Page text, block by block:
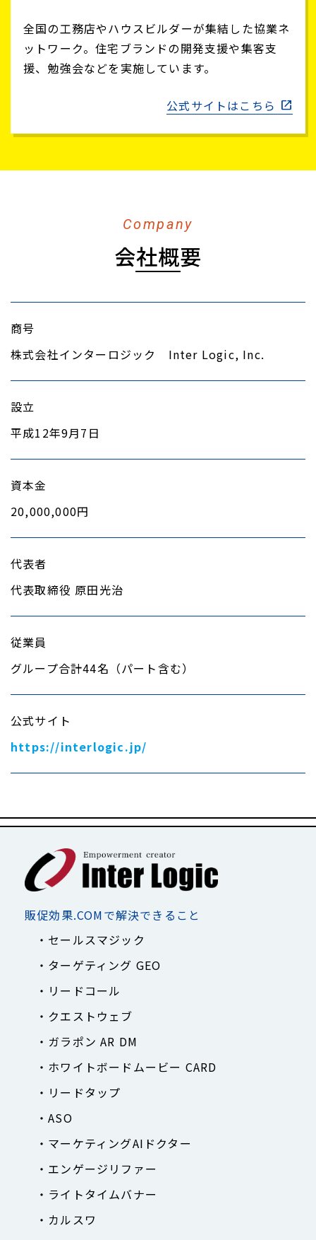
全国の工務店やハウスビルダーが集結した協業ネ
ットワーク。住宅ブランドの開発支援や集客支
援、勉強会などを実施しています。
公式サイトはこちら
Company
会社概要
商号
株式会社インターロジック Inter Logic, Inc.
設立
平成12年9月7日
資本金
20,000,000円
代表者
代表取締役 原田光治
従業員
グループ合計44名（パート含む）
公式サイト
https://interlogic.jp/
販促効果.COMで解決できること
セールスマジック
ターゲティング GEO
リードコール
クエストウェブ
ガラポン AR DM
ホワイトボードムービー CARD
リードタップ
ASO
マーケティングAIドクター
エンゲージリファー
ライトタイムバナー
カルスワ